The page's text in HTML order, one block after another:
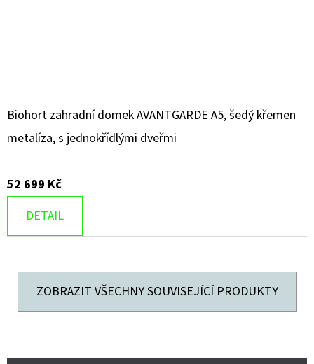
Biohort zahradní domek AVANTGARDE A5, šedý křemen
metalíza, s jednokřídlými dveřmi
52 699 Kč
DETAIL
ZOBRAZIT VŠECHNY SOUVISEJÍCÍ PRODUKTY